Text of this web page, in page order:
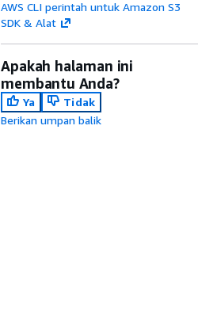
AWS CLI perintah untuk Amazon S3
SDK & Alat
Apakah halaman ini
membantu Anda?
Ya
Tidak
Berikan umpan balik